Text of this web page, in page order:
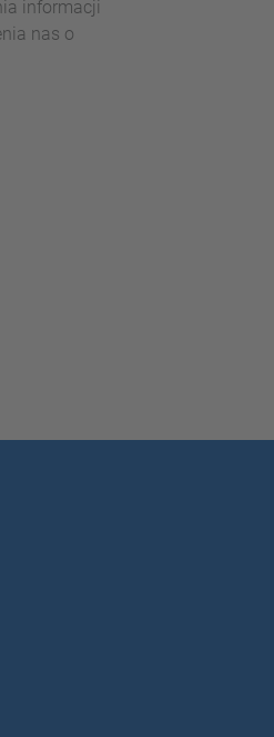
informacji
nas o